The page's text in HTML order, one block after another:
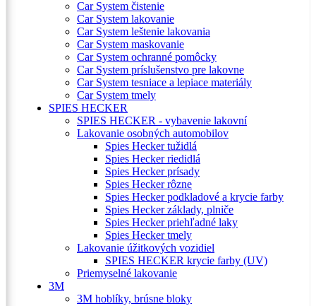
Car System čistenie
Car System lakovanie
Car System leštenie lakovania
Car System maskovanie
Car System ochranné pomôcky
Car System príslušenstvo pre lakovne
Car System tesniace a lepiace materiály
Car System tmely
SPIES HECKER
SPIES HECKER - vybavenie lakovní
Lakovanie osobných automobilov
Spies Hecker tužidlá
Spies Hecker riedidlá
Spies Hecker prísady
Spies Hecker rôzne
Spies Hecker podkladové a krycie farby
Spies Hecker základy, plniče
Spies Hecker priehľadné laky
Spies Hecker tmely
Lakovanie úžitkových vozidiel
SPIES HECKER krycie farby (UV)
Priemyselné lakovanie
3M
3M hoblíky, brúsne bloky